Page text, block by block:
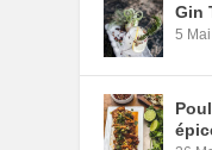
Gin
5